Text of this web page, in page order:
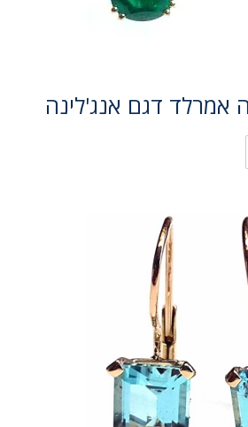
אמרלד דגם אנג'לינה